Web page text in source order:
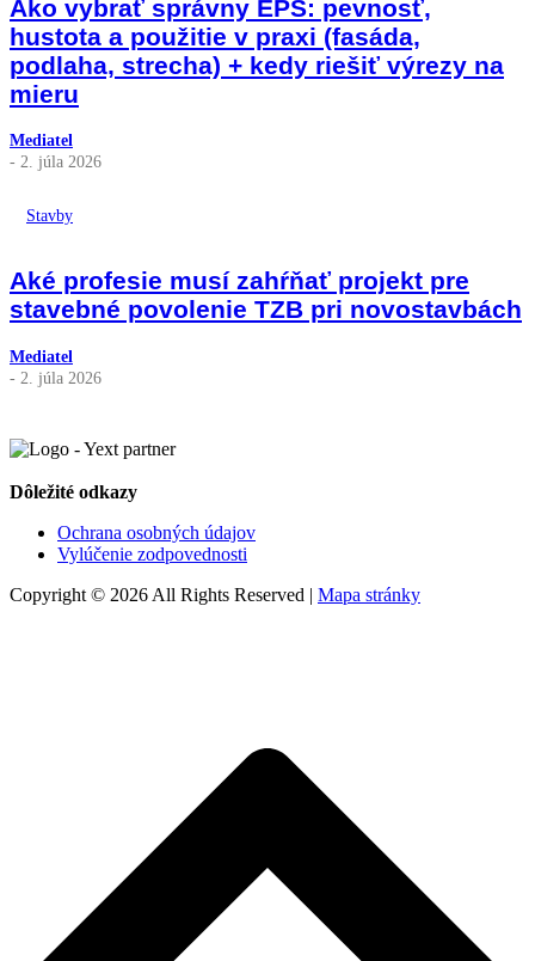
Ako vybrať správny EPS: pevnosť,
hustota a použitie v praxi (fasáda,
podlaha, strecha) + kedy riešiť výrezy na
mieru
Mediatel
- 2. júla 2026
Stavby
Aké profesie musí zahŕňať projekt pre
stavebné povolenie TZB pri novostavbách
Mediatel
- 2. júla 2026
Dôležité odkazy
Ochrana osobných údajov
Vylúčenie zodpovednosti
Copyright © 2026 All Rights Reserved | Mapa stránky